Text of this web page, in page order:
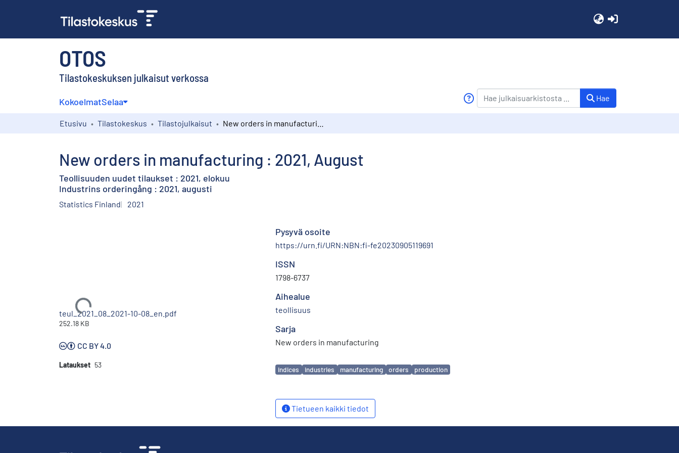
OTOS
Tilastokeskuksen julkaisut verkossa
KokoelmatSelaa Hae
Etusivu Tilastokeskus Tilastojulkaisut
New orders in manufacturing : 2021, August
Teollisuuden uudet tilaukset : 2021, elokuu
Industrins orderingång : 2021, augusti
Statistics Finland 2021
Ladataan...
teul_2021_08_2021-10-08_en.pdf
252.18 KB
CC BY 4.0
Lataukset 53
Pysyvä osoite
https://urn.fi/URN:NBN:fi-fe20230905119691
ISSN
1798-6737
Aihealue
teollisuus
Sarja
New orders in manufacturing
Avainsanat
indices industries manufacturing orders production
Tietueen kaikki tiedot